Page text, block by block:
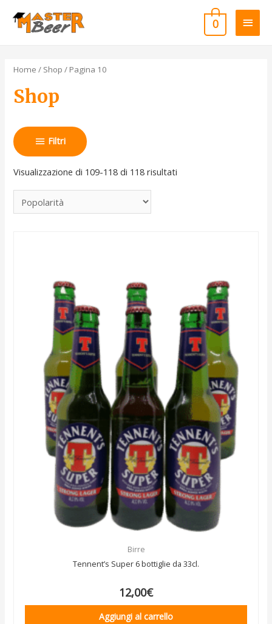
0
Home / Shop / Pagina 10
Shop
Filtri
Visualizzazione di 109-118 di 118 risultati
Birre
Tennent’s Super 6 bottiglie da 33cl.
12,00€
Aggiungi al carrello